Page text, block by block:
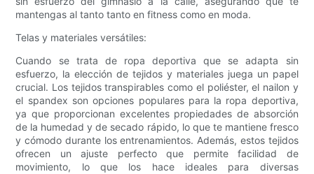
mantengas al tanto tanto en fitness como en moda.
Telas y materiales versátiles:
Cuando se trata de ropa deportiva que se adapta sin
esfuerzo, la elección de tejidos y materiales juega un papel
crucial. Los tejidos transpirables como el poliéster, el nailon y
el spandex son opciones populares para la ropa deportiva,
ya que proporcionan excelentes propiedades de absorción
de la humedad y de secado rápido, lo que te mantiene fresco
y cómodo durante los entrenamientos. Además, estos tejidos
ofrecen un ajuste perfecto que permite facilidad de
movimiento, lo que los hace ideales para diversas